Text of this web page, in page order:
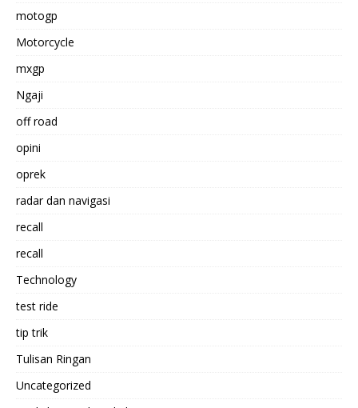
motogp
Motorcycle
mxgp
Ngaji
off road
opini
oprek
radar dan navigasi
recall
recall
Technology
test ride
tip trik
Tulisan Ringan
Uncategorized